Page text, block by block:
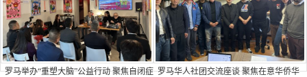
罗马举办“重塑大脑”公益行动 聚焦自闭症 罗马华人社团交流座谈 聚焦在意华侨华